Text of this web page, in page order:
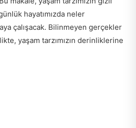
hayatımızda neler
çalışacak. Bilinmeyen gerçekler
yaşam tarzımızın derinliklerine